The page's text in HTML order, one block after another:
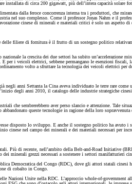
di circa 200 gigawatt, più dell’intera capacità solare
dalla feroce concorrenza interna tra i produttori, che
nel suo complesso. Come il professor Jonas Nahm e il
cinese di minerali e materiali critici è solo un aspetto di
filiere di fornitura è il frutto di un sostegno politico
la crescita dei due settori ha subito un’accelerazione
per i veicoli elettrici, sebbene permangano le esenzioni
volto a sfruttare la tecnologia dei veicoli elettrici per
negli anni Settanta la Cina aveva individuato le terre rare
degli anni 2010, il catalogo delle industrie strategiche
che sembrerebbero aver perso slancio e attenzione. Tale
queste tecnologie in ragione della loro
disposto lo sviluppo. E anche il sostegno politico ha
nel campo dei minerali e dei materiali necessari per
Più di recente, nell’ambito della Belt-and-Road Initiative
minerali grezzi necessari a sostenere i settori manifatturieri
Democratica del Congo (RDC), dove gli attori statali
di cobalto in Congo.
Nazioni Unite nella RDC. L’approccio whole-of-